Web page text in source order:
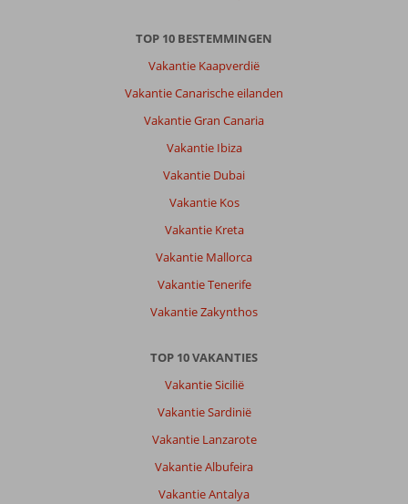
TOP 10 BESTEMMINGEN
Vakantie Kaapverdië
Vakantie Canarische eilanden
Vakantie Gran Canaria
Vakantie Ibiza
Vakantie Dubai
Vakantie Kos
Vakantie Kreta
Vakantie Mallorca
Vakantie Tenerife
Vakantie Zakynthos
TOP 10 VAKANTIES
Vakantie Sicilië
Vakantie Sardinië
Vakantie Lanzarote
Vakantie Albufeira
Vakantie Antalya